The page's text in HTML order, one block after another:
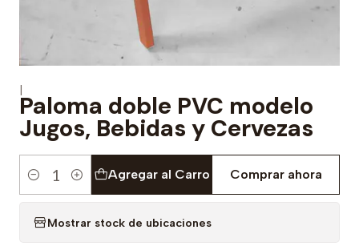
Paloma doble PVC modelo
Jugos, Bebidas y Cervezas
Cantidad
Agregar al Carro Comprar ahora
Mostrar stock de ubicaciones